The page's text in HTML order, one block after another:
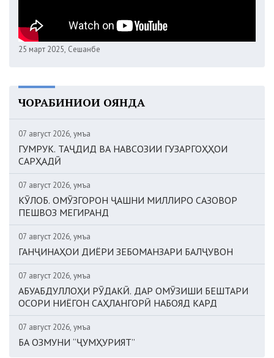
25 март 2025, Сешанбе
ЧОРАБИНИҲОИ ОЯНДА
07 август 2026, Ҷумъа
ГУМРУК. ТАҶДИД ВА НАВСОЗИИ ГУЗАРГОҲҲОИ
САРҲАДӢ
07 август 2026, Ҷумъа
КӮЛОБ. ОМӮЗГОРОН ҶАШНИ МИЛЛИРО САЗОВОР
ПЕШВОЗ МЕГИРАНД
07 август 2026, Ҷумъа
ГАНҶИНАҲОИ ДИЁРИ ЗЕБОМАНЗАРИ БАЛҶУВОН
07 август 2026, Ҷумъа
АБУАБДУЛЛОҲИ РӮДАКӢ. ДАР ОМӮЗИШИ БЕШТАРИ
ОСОРИ НИЁГОН САҲЛАНГОРӢ НАБОЯД КАРД
07 август 2026, Ҷумъа
БА ОЗМУНИ “ҶУМҲУРИЯТ”